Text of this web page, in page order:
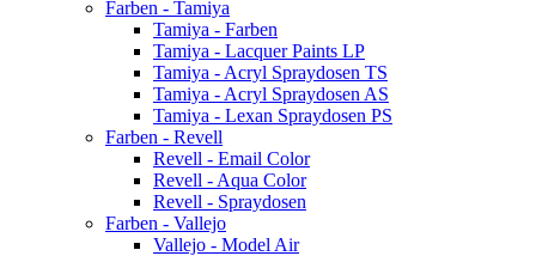
Farben - Tamiya
Tamiya - Farben
Tamiya - Lacquer Paints LP
Tamiya - Acryl Spraydosen TS
Tamiya - Acryl Spraydosen AS
Tamiya - Lexan Spraydosen PS
Farben - Revell
Revell - Email Color
Revell - Aqua Color
Revell - Spraydosen
Farben - Vallejo
Vallejo - Model Air